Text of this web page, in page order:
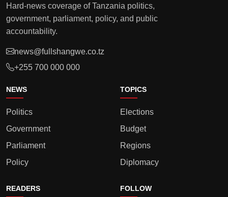
Hard-news coverage of Tanzania politics,
government, parliament, policy, and public
accountability.
news@fullshangwe.co.tz
+255 700 000 000
NEWS
Politics
Government
Parliament
Policy
TOPICS
Elections
Budget
Regions
Diplomacy
READERS FOLLOW